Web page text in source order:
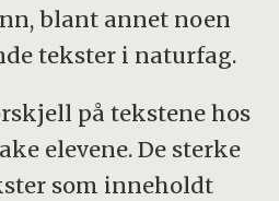
blant annet noen
tekster i naturfag.
på tekstene hos
elevene. De sterke
som inneholdt